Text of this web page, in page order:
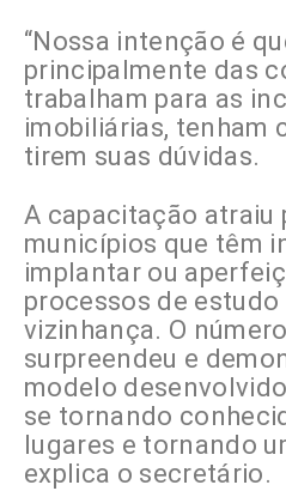
“Nossa intenção é
principalmente das
trabalham para as
imobiliárias, tenham
tirem suas dúvidas.
A capacitação atraiu
municípios que têm
implantar ou
processos de
vizinhança. O
surpreendeu e
modelo
se tornando
lugares e tornando
explica o secretário.